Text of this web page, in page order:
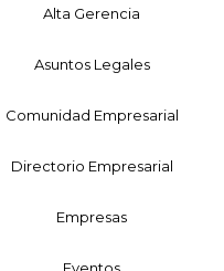
Alta Gerencia
Asuntos Legales
Comunidad Empresarial
Directorio Empresarial
Empresas
Eventos